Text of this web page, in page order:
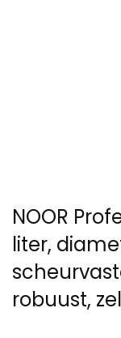
NOOR
liter,
robuust,